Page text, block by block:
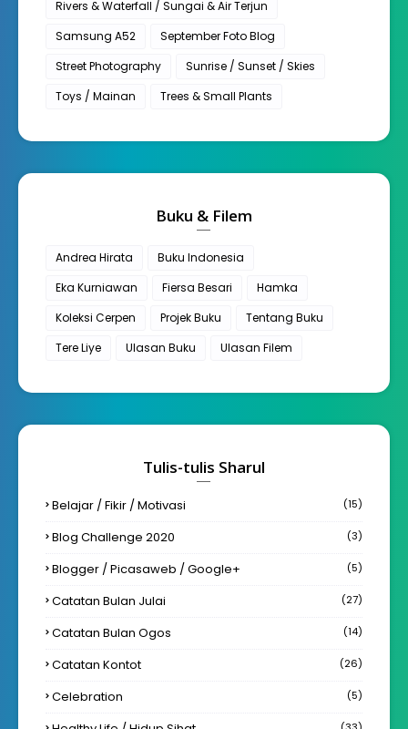
Rivers & Waterfall / Sungai & Air Terjun
Samsung A52
September Foto Blog
Street Photography
Sunrise / Sunset / Skies
Toys / Mainan
Trees & Small Plants
Buku & Filem
Andrea Hirata
Buku Indonesia
Eka Kurniawan
Fiersa Besari
Hamka
Koleksi Cerpen
Projek Buku
Tentang Buku
Tere Liye
Ulasan Buku Ulasan Filem
Tulis-tulis Sharul
Belajar / Fikir / Motivasi (15)
Blog Challenge 2020 (3)
Blogger / Picasaweb / Google+ (5)
Catatan Bulan Julai (27)
Catatan Bulan Ogos (14)
Catatan Kontot (26)
Celebration (5)